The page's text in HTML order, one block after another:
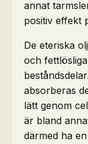
annat
positiv effekt
De eteriska
och
absorberas
lätt genom
är bland
därmed ha